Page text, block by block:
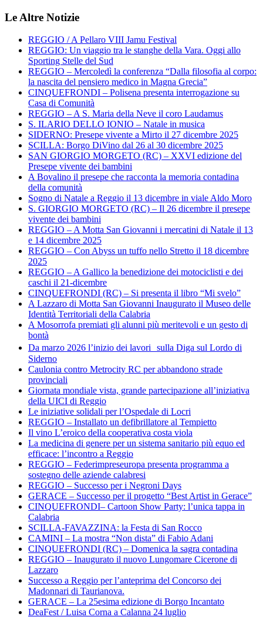
Le Altre Notizie
REGGIO / A Pellaro VIII Jamu Festival
REGGIO: Un viaggio tra le stanghe della Vara. Oggi allo
Sporting Stelle del Sud
REGGIO – Mercoledì la conferenza “Dalla filosofia al corpo:
la nascita del pensiero medico in Magna Grecia”
CINQUEFRONDI – Polisena presenta interrogazione su
Casa di Comunità
REGGIO – A S. Maria della Neve il coro Laudamus
S. ILARIO DELLO IONIO – Natale in musica
SIDERNO: Presepe vivente a Mirto il 27 dicembre 2025
SCILLA: Borgo DiVino dal 26 al 30 dicembre 2025
SAN GIORGIO MORGETO (RC) – XXVI edizione del
Presepe vivente dei bambini
A Bovalino il presepe che racconta la memoria contadina
della comunità
Sogno di Natale a Reggio il 13 dicembre in viale Aldo Moro
S. GIORGIO MORGETO (RC) – Il 26 dicembre il presepe
vivente dei bambini
REGGIO – A Motta San Giovanni i mercatini di Natale il 13
e 14 dicembre 2025
REGGIO – Con Abyss un tuffo nello Stretto il 18 dicembre
2025
REGGIO – A Gallico la benedizione dei motociclisti e dei
caschi il 21-dicembre
CINQUEFRONDI (RC) – Si presenta il libro “Mi svelo”
A Lazzaro di Motta San Giovanni Inaugurato il Museo delle
Identità Territoriali della Calabria
A Mosorrofa premiati gli alunni più meritevoli e un gesto di
bontà
Da marzo 2026 l’inizio dei lavori sulla Diga sul Lordo di
Siderno
Caulonia contro Metrocity RC per abbandono strade
provinciali
Giornata mondiale vista, grande partecipazione all’iniziativa
della UICI di Reggio
Le iniziative solidali per l’Ospedale di Locri
REGGIO – Installato un defibrillatore al Tempietto
Il vino L’eroico della cooperativa costa viola
La medicina di genere per un sistema sanitario più equo ed
efficace: l’incontro a Reggio
REGGIO – Federimpreseuropa presenta programma a
sostegno delle aziende calabresi
REGGIO – Successo per i Negroni Days
GERACE – Successo per il progetto “Best Artist in Gerace”
CINQUEFRONDI– Cartoon Show Party: l’unica tappa in
Calabria
SCILLA-FAVAZZINA: la Festa di San Rocco
CAMINI – La mostra “Non dista” di Fabio Adani
CINQUEFRONDI (RC) – Domenica la sagra contadina
REGGIO – Inaugurato il nuovo Lungomare Cicerone di
Lazzaro
Successo a Reggio per l’anteprima del Concorso dei
Madonnari di Taurianova.
GERACE – La 25esima edizione di Borgo Incantato
DeaFest / Luisa Corna a Calanna 24 luglio